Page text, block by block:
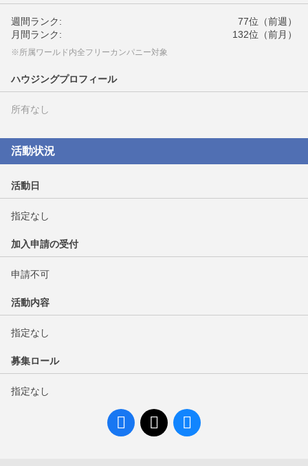
週間ランク:
77位（前週）
月間ランク:
132位（前月）
※所属ワールド内全フリーカンパニー対象
ハウジングプロフィール
所有なし
活動状況
活動日
指定なし
加入申請の受付
申請不可
活動内容
指定なし
募集ロール
指定なし